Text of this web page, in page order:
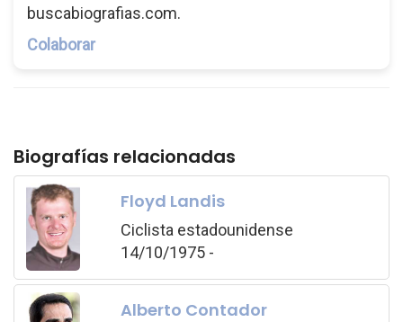
buscabiografias.com.
Colaborar
Biografías relacionadas
Floyd Landis
Ciclista estadounidense
14/10/1975 -
Alberto Contador